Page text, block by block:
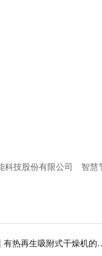
科技股份有限公司 智慧
鑫钻小知识 | 有热再